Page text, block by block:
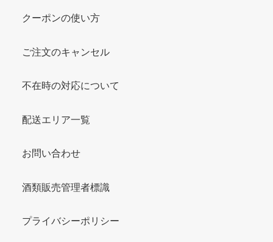
クーポンの使い方
ご注文のキャンセル
不在時の対応について
配送エリア一覧
お問い合わせ
酒類販売管理者標識
プライバシーポリシー